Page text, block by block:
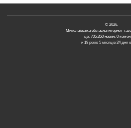
© 2026.
Миколаївська обласна інтернет-
це: 705,350 новин, 0
и 19 років 5 місяців 24 дня